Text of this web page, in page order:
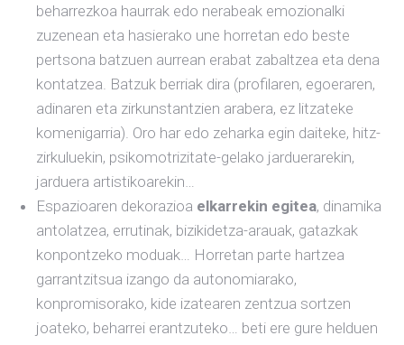
beharrezkoa haurrak edo nerabeak emozionalki
zuzenean eta hasierako une horretan edo beste
pertsona batzuen aurrean erabat zabaltzea eta dena
kontatzea. Batzuk berriak dira (profilaren, egoeraren,
adinaren eta zirkunstantzien arabera, ez litzateke
komenigarria). Oro har edo zeharka egin daiteke, hitz-
zirkuluekin, psikomotrizitate-gelako jarduerarekin,
jarduera artistikoarekin…
Espazioaren dekorazioa elkarrekin egitea, dinamika
antolatzea, errutinak, bizikidetza-arauak, gatazkak
konpontzeko moduak… Horretan parte hartzea
garrantzitsua izango da autonomiarako,
konpromisorako, kide izatearen zentzua sortzen
joateko, beharrei erantzuteko… beti ere gure helduen